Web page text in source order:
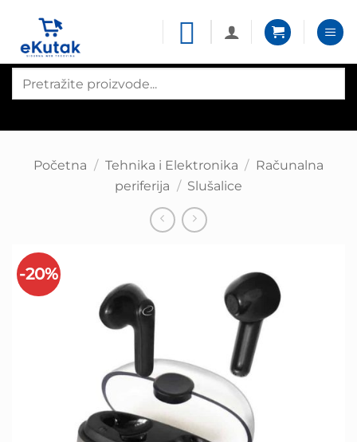
content
search
Početna / Tehnika i Elektronika / Računalna
periferija / Slušalice
-20%